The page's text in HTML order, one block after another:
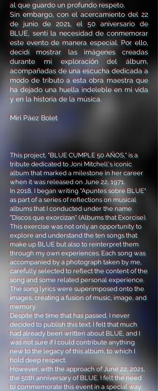
al que guardo un profundo respeto.
Sin embargo, con el acercamiento del 22
de junio de 2021, el 50 aniversario de
BLUE, sentí la necesidad de conmemorar
este evento de manera especial. Por ello,
decidí mostrar las imágenes creadas
durante mi exploración del álbum,
acompañadas de una escucha dedicada a
modo de tributo a esta obra maestra que
ha dejado una huella indeleble en mi vida
y en la historia de la música.
Miri Páez Bolet
This project, "BLUE CUMPLE 50 AÑOS," is a
tribute dedicated to Joni Mitchell's iconic
album that marked a milestone in her career
when it was released on June 22, 1971.
In 2018, I began writing "Apuntes sobre BLUE"
as part of a series of reflections on musical
albums that I conducted under the name
"Discos que exorcizan" (Albums that Exorcise).
This exercise was not only an opportunity to
explore and understand the ten songs that
make up BLUE but also to reinterpret them
through my own experiences. Each song was
accompanied by a photograph taken by me,
carefully selected to reflect the content of the
song and some related personal experience.
The song lyrics were superimposed onto the
images, creating a fusion of music, image, and
memory.
Despite the time that has passed, I never
decided to publish this text. I felt that much
had already been written about BLUE, and I
was not sure if I could contribute anything
new to the legacy of this album, to which I
hold deep respect.
However, with the approach of June 22, 2021,
the 50th anniversary of BLUE, I felt the need
to commemorate this event in a special way.